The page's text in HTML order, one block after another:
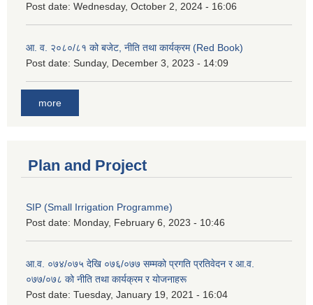
Post date: Wednesday, October 2, 2024 - 16:06
आ. व. २०८०/८१ को बजेट, नीति तथा कार्यक्रम (Red Book)
Post date: Sunday, December 3, 2023 - 14:09
more
Plan and Project
SIP (Small Irrigation Programme)
Post date: Monday, February 6, 2023 - 10:46
आ.व. ०७४/०७५ देखि ०७६/०७७ सम्मको प्रगति प्रतिवेदन र आ.व.
०७७/०७८ को नीति तथा कार्यक्रम र योजनाहरू
Post date: Tuesday, January 19, 2021 - 16:04